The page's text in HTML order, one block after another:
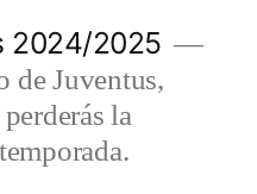
2024/2025
de Juventus,
la